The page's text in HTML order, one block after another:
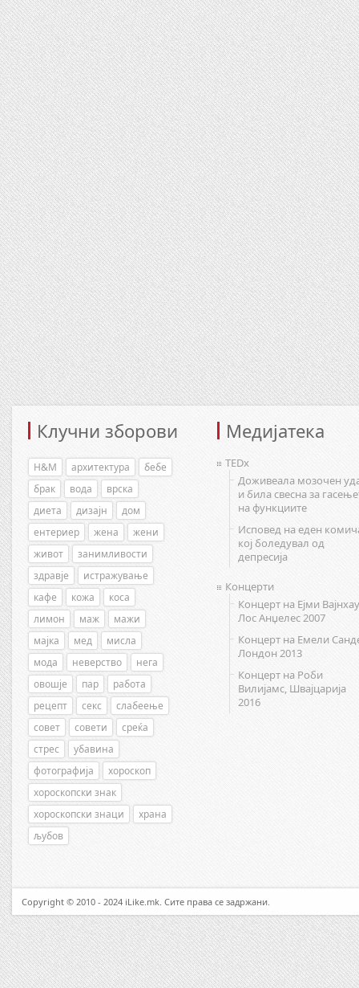
Клучни зборови
H&M архитектура
бебе
брак
вода
врска
диета
дизајн
дом
ентериер
жена
жени
живот
занимливости
здравје
истражување
кафе
кожа
коса
лимон
маж
мажи
мајка
мед
мисла
мода
неверство
нега
овошје
пар
работа
рецепт
секс
слабеење
совет
совети
среќа
стрес
убавина
фотографија
хороскоп
хороскопски знак
хороскопски знаци
храна
љубов
Медијатека
TEDx
Доживеала мозочен
и била свесна за
на функциите
Исповед на еден
кој боледувал од
депресија
Концерти
Концерт на Ејми
Лос Анџелес 2007
Концерт на Емели
Лондон 2013
Концерт на Роби
Вилијамс, Швајцарија
2016
Copyright © 2010 - 2024 iLike.mk. Сите права се задржани.